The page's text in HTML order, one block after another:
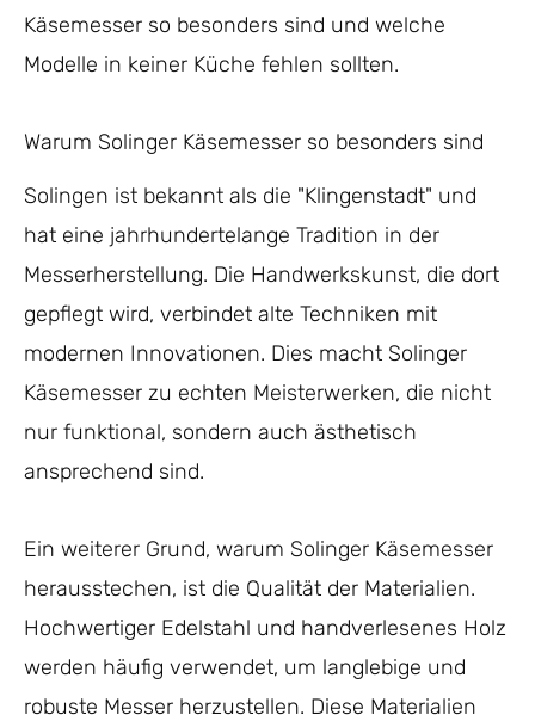
Käsemesser so besonders sind und welche
Modelle in keiner Küche fehlen sollten.
Warum Solinger Käsemesser so besonders sind
Solingen ist bekannt als die "Klingenstadt" und
hat eine jahrhundertelange Tradition in der
Messerherstellung. Die Handwerkskunst, die dort
gepflegt wird, verbindet alte Techniken mit
modernen Innovationen. Dies macht Solinger
Käsemesser zu echten Meisterwerken, die nicht
nur funktional, sondern auch ästhetisch
ansprechend sind.
Ein weiterer Grund, warum Solinger Käsemesser
herausstechen, ist die Qualität der Materialien.
Hochwertiger Edelstahl und handverlesenes Holz
werden häufig verwendet, um langlebige und
robuste Messer herzustellen. Diese Materialien